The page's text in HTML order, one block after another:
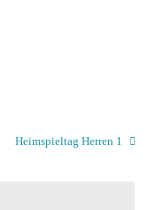
Heimspieltag Herren 1